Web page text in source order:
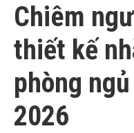
Chiêm
thiết kế
phòng
2026